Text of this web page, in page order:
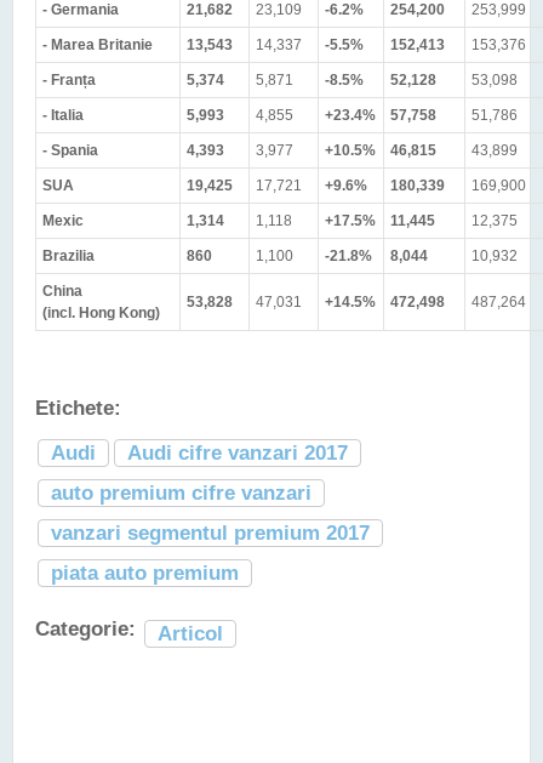
- Germania 21,682 23,109 -6.2% 254,200 253,999
- Marea Britanie 13,543 14,337 -5.5% 152,413 153,376
- Franța 5,374 5,871 -8.5% 52,128 53,098
- Italia 5,993 4,855 +23.4% 57,758 51,786
- Spania 4,393 3,977 +10.5% 46,815 43,899
SUA 19,425 17,721 +9.6% 180,339 169,900
Mexic 1,314 1,118 +17.5% 11,445 12,375
Brazilia 860 1,100 -21.8% 8,044 10,932
China
(incl. Hong Kong)
53,828 47,031 +14.5% 472,498 487,264
Etichete:
Audi
Audi cifre vanzari 2017
auto premium cifre vanzari
vanzari segmentul premium 2017
piata auto premium
Categorie: Articol